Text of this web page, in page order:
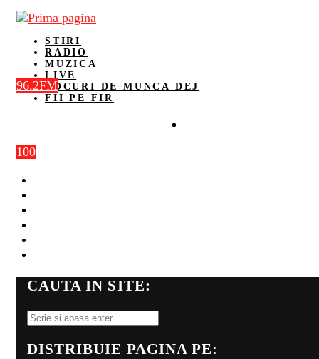
STIRI
RADIO
MUZICA
LIVE
LOCURI DE MUNCA DEJ
FII PE FIR
100
96.2FM
CAUTA IN SITE:
DISTRIBUIE PAGINA PE: